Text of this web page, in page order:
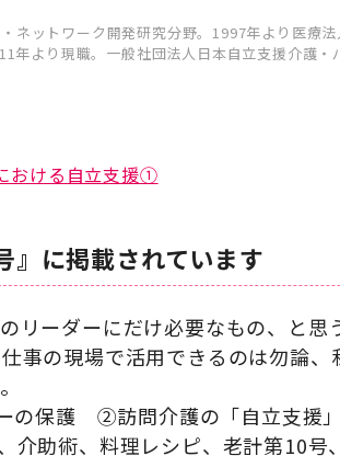
ネットワーク開発研究分野。1997年より医療
年より現職。一般社団法人日本自立支援介護・
おける自立支援①
』に掲載されています
リーダーにだけ必要なもの、と
事の現場で活用できるのは勿論
の保護 ②訪問介護の「自立支援
介助術、料理レシピ、老計第10号